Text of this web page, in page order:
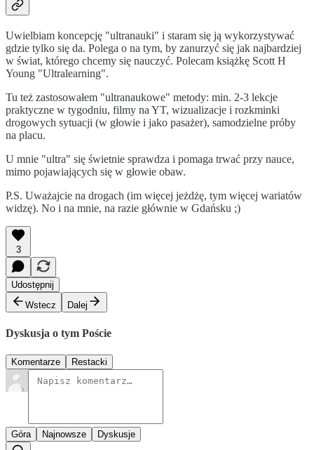
Uwielbiam koncepcję "ultranauki" i staram się ją wykorzystywać
gdzie tylko się da. Polega o na tym, by zanurzyć się jak najbardziej
w świat, którego chcemy się nauczyć. Polecam książkę Scott H
Young "Ultralearning".
Tu też zastosowałem "ultranaukowe" metody: min. 2-3 lekcje
praktyczne w tygodniu, filmy na YT, wizualizacje i rozkminki
drogowych sytuacji (w głowie i jako pasażer), samodzielne próby
na placu.
U mnie "ultra" się świetnie sprawdza i pomaga trwać przy nauce,
mimo pojawiających się w głowie obaw.
P.S. Uważajcie na drogach (im więcej jeżdżę, tym więcej wariatów
widzę). No i na mnie, na razie głównie w Gdańsku ;)
3
Udostępnij
Wstecz
Dalej
Dyskusja o tym Poście
Komentarze Restacki
Góra Najnowsze Dyskusje